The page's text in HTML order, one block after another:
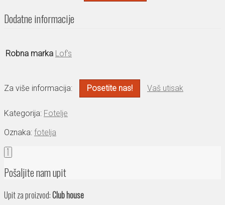
Dodatne informacije
Robna marka Lof's
Za više informacija: Posetite nas! Vaš utisak
Kategorija: Fotelje
Oznaka: fotelja
Pošaljite nam upit
Upit za proizvod:Club house